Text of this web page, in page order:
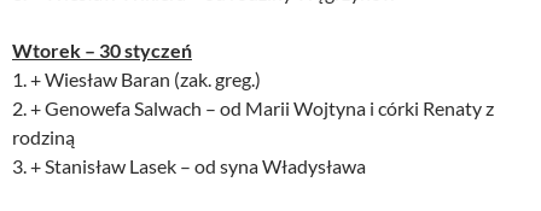
Wtorek – 30 styczeń
1. + Wiesław Baran (zak. greg.)
2. + Genowefa Salwach – od Marii Wojtyna i córki Renaty z
rodziną
3. + Stanisław Lasek – od syna Władysława